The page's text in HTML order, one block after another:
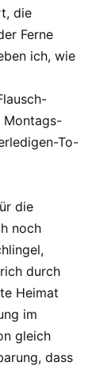
die
Ferne
ich, wie
Montags-
To-
die
noch
durch
Heimat
im
gleich
dass